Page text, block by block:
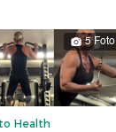
5 Foto
Health